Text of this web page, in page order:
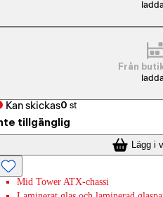
Från
Kan skickas0 st
tillgänglig
Lägg i
Mid Tower ATX-chassi